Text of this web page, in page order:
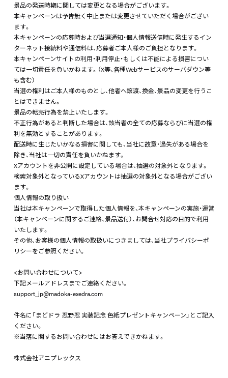
景品の発送時期に関しては変更となる場合がございます。
本キャンペーンは予告無く中止または変更させていただく場合がござい
ます。
本キャンペーンの応募時および当選通知・個人情報送信時に発生するイン
ターネット接続料や通信料は、応募者ご本人様のご負担となります。
本キャンペーンサイトの利用・利用停止・もしくは不能による損害につい
ては一切責任を負いかねます。（X等、各種Webサービスのサーバダウン等
も含む）
当選の権利はご本人様のものとし、他者へ譲渡、換金、景品の変更を行うこ
とはできません。
景品の転売行為を禁止いたします。
不正行為があると判断した場合は、該当者の全ての応募ならびに当選の権
利を無効とすることがあります。
配送時に生じたいかなる損害に関しても、当社に故意・過失がある場合を
除き、当社は一切の責任を負いかねます。
Xアカウントを非公開に設定している場合は、抽選の対象外となります。
検索対象外となっているXアカウントは抽選の対象外となる場合がござい
ます。
個人情報の取り扱い
当社は本キャンペーンで取得した個人情報を、本キャンペーンの実施・運営
（本キャンペーンに関するご連絡、景品送付）、お問合せ対応の目的で利用
いたします。
その他、お客様の個人情報の取扱いにつきましては、当社プライバシーポ
リシーをご参照ください。
<お問い合わせについて>
下記メールアドレスまでご連絡ください。
support_jp@madoka-exedra.com
件名に「まどドラ 忍野忍 実装記念 色紙プレゼントキャンペーン」とご記入
ください。
※当落に関するお問い合わせにはお答えできかねます。
株式会社アニプレックス